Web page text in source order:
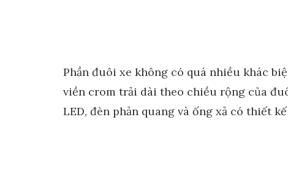
Phần đuôi xe không có quá nhiều khác
viền crom trải dài theo chiều rộng của
LED, đèn phản quang và ống xả có thiết